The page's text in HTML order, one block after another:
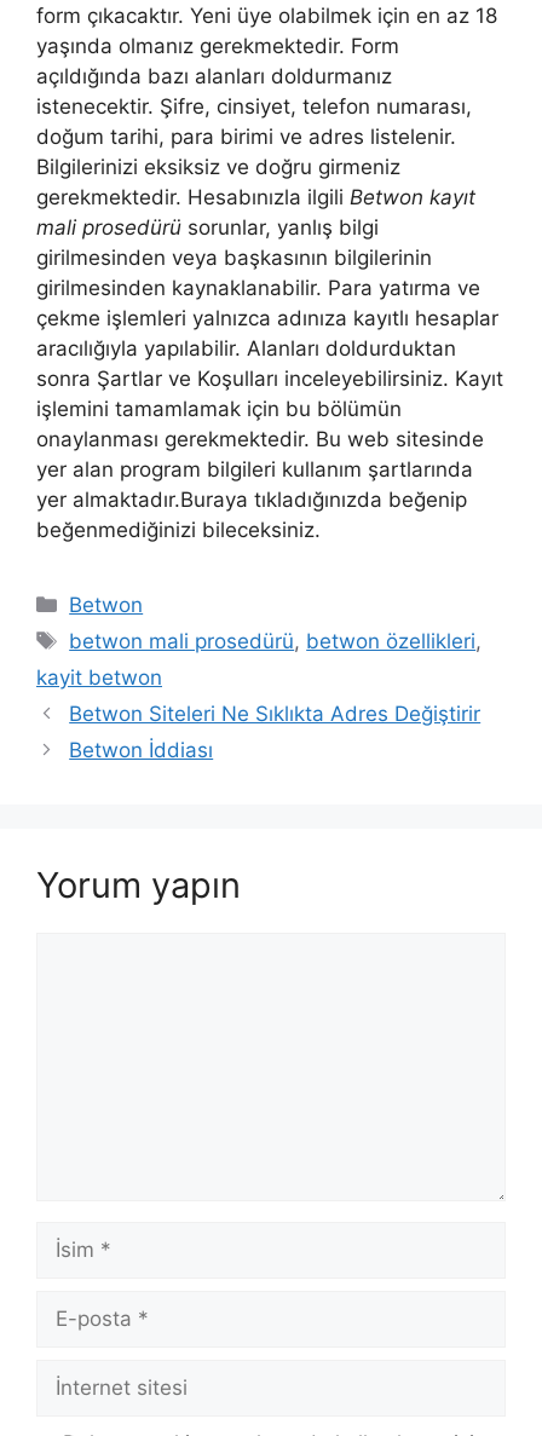
form çıkacaktır. Yeni üye olabilmek için en az 18
yaşında olmanız gerekmektedir. Form
açıldığında bazı alanları doldurmanız
istenecektir. Şifre, cinsiyet, telefon numarası,
doğum tarihi, para birimi ve adres listelenir.
Bilgilerinizi eksiksiz ve doğru girmeniz
gerekmektedir. Hesabınızla ilgili Betwon kayıt
mali prosedürü sorunlar, yanlış bilgi
girilmesinden veya başkasının bilgilerinin
girilmesinden kaynaklanabilir. Para yatırma ve
çekme işlemleri yalnızca adınıza kayıtlı hesaplar
aracılığıyla yapılabilir. Alanları doldurduktan
sonra Şartlar ve Koşulları inceleyebilirsiniz. Kayıt
işlemini tamamlamak için bu bölümün
onaylanması gerekmektedir. Bu web sitesinde
yer alan program bilgileri kullanım şartlarında
yer almaktadır.Buraya tıkladığınızda beğenip
beğenmediğinizi bileceksiniz.
Kategoriler
Betwon
Etiketler
betwon mali prosedürü, betwon özellikleri,
kayit betwon
Betwon Siteleri Ne Sıklıkta Adres Değiştirir
Betwon İddiası
Yorum yapın
İsim
posta
İnternet